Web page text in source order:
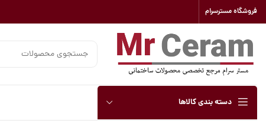
فروشگاه مسترسرام
دسته بندی کالاها